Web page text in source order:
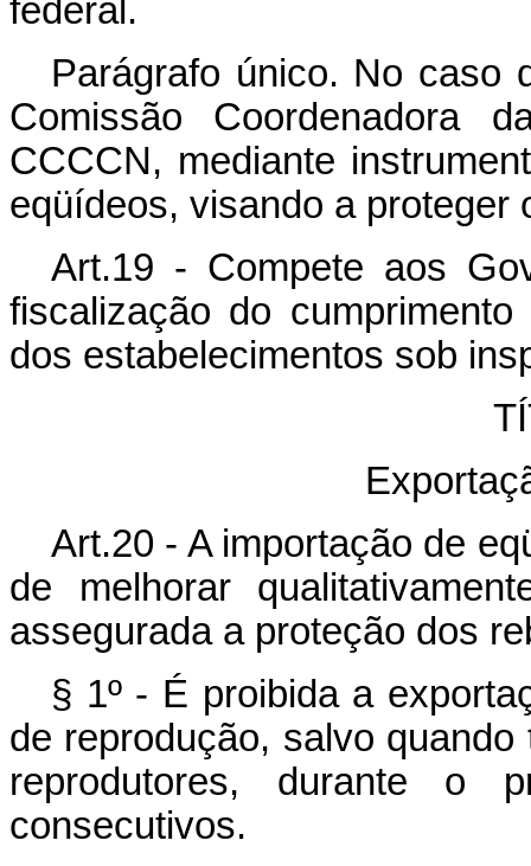
federal.
Parágrafo único. No caso
Comissão Coordenadora
CCCCN, mediante
eqüídeos, visando a proteger
Art.19 - Compete aos
fiscalização do
dos estabelecimentos sob
Art.20 - A importação de
de melhorar
assegurada a proteção dos
§ 1º - É proibida a
de reprodução, salvo
reprodutores, durante o
consecutivos.